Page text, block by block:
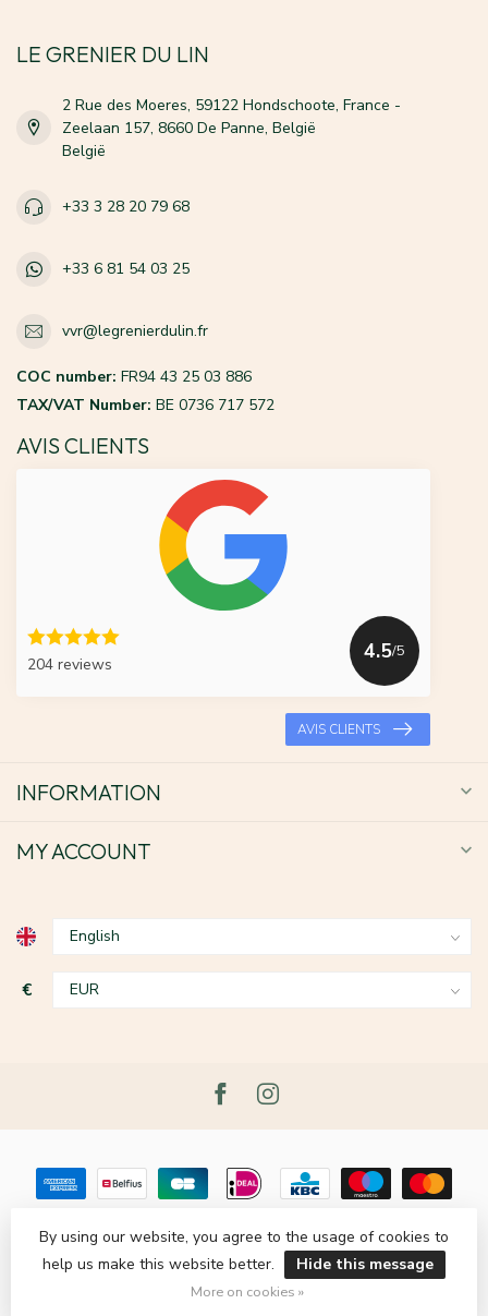
LE GRENIER DU LIN
2 Rue des Moeres, 59122 Hondschoote, France -
Zeelaan 157, 8660 De Panne, België
België
+33 3 28 20 79 68
+33 6 81 54 03 25
vvr@legrenierdulin.fr
COC number: FR94 43 25 03 886
TAX/VAT Number: BE 0736 717 572
AVIS CLIENTS
204 reviews
4.5/5
AVIS CLIENTS
INFORMATION
MY ACCOUNT
€
© Copyright 2026 Le Grenier du Lin- Powered byLightspeed-
Theme byDyvelopment
By using our website, you agree to the usage of cookies to
help us make this website better.
Hide this message
More on cookies »